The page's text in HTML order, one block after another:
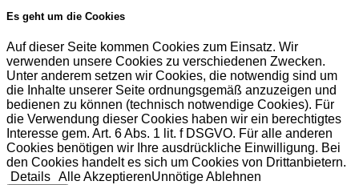
Es geht um die Cookies
Auf dieser Seite kommen Cookies zum Einsatz. Wir
verwenden unsere Cookies zu verschiedenen Zwecken.
Unter anderem setzen wir Cookies, die notwendig sind um
die Inhalte unserer Seite ordnungsgemäß anzuzeigen und
bedienen zu können (technisch notwendige Cookies). Für
die Verwendung dieser Cookies haben wir ein berechtigtes
Interesse gem. Art. 6 Abs. 1 lit. f DSGVO. Für alle anderen
Cookies benötigen wir Ihre ausdrückliche Einwilligung. Bei
den Cookies handelt es sich um Cookies von Drittanbietern.
Details Alle AkzeptierenUnnötige Ablehnen